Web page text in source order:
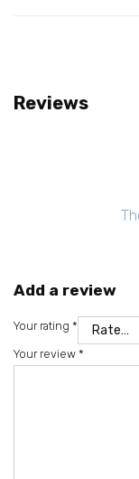
Reviews
Add a review
Your rating *
Your review *